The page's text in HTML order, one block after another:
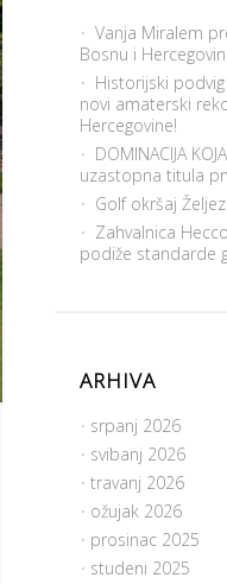
Vanja Miralem
Bosnu i
Historijski
novi amaterski
Hercegovine!
DOMINACIJA
uzastopna titula
Golf okršaj
Zahvalnica
podiže standarde
ARHIVA
srpanj 2026
svibanj 2026
travanj 2026
ožujak 2026
prosinac 2025
studeni 2025